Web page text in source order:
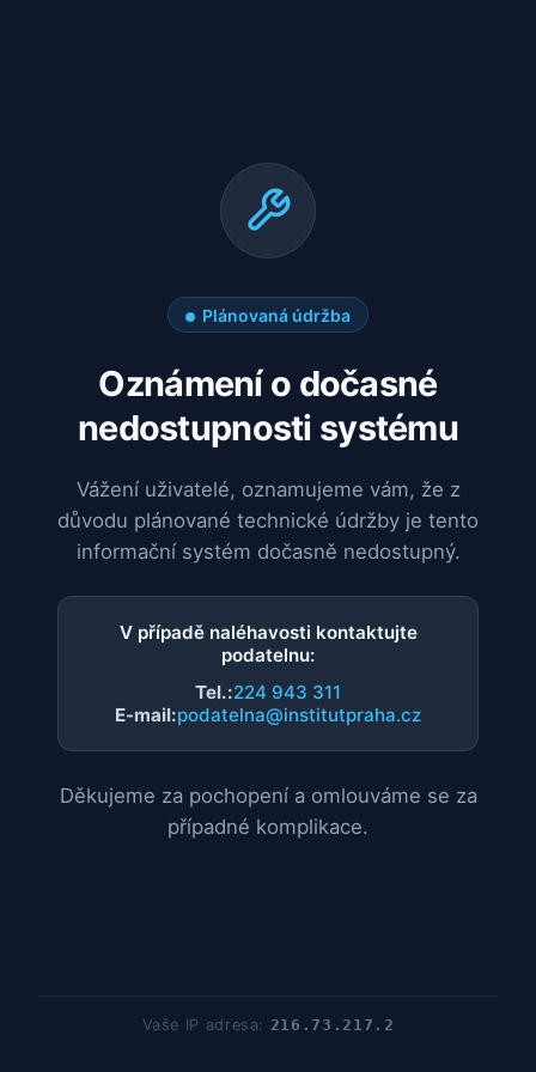
Plánovaná údržba
Oznámení o dočasné
nedostupnosti systému
Vážení uživatelé, oznamujeme vám, že z
důvodu plánované technické údržby je tento
informační systém dočasně nedostupný.
V případě naléhavosti kontaktujte
podatelnu:
Tel.:224 943 311
E-mail:podatelna@institutpraha.cz
Děkujeme za pochopení a omlouváme se za
případné komplikace.
Vaše IP adresa: 216.73.217.2